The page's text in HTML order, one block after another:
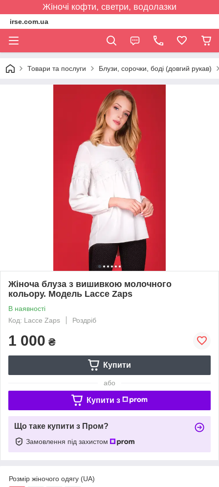
Жіночі кофти, светри, водолазки
irse.com.ua
Товари та послуги Блузи, сорочки, боді (довгий рукав)
Жіноча блуза з вишивкою молочного
кольору. Модель Lacce Zaps
В наявності
Код: Lacce Zaps
Роздріб
1 000 ₴
Купити
або
Купити з
Що таке купити з Пром?
Замовлення під захистом
Розмір жіночого одягу (UA)